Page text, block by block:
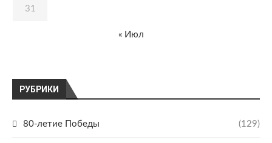
РУБРИКИ
80-летие Победы (129)
31
« Июл